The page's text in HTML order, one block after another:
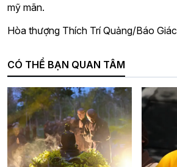
mỹ mãn.
Hòa thượng Thích Trí Quảng/Báo
CÓ THỂ BẠN QUAN TÂM